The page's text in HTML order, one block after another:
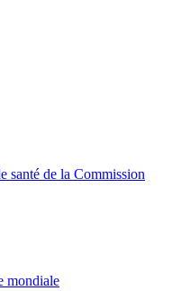
santé de la Commission
mondiale